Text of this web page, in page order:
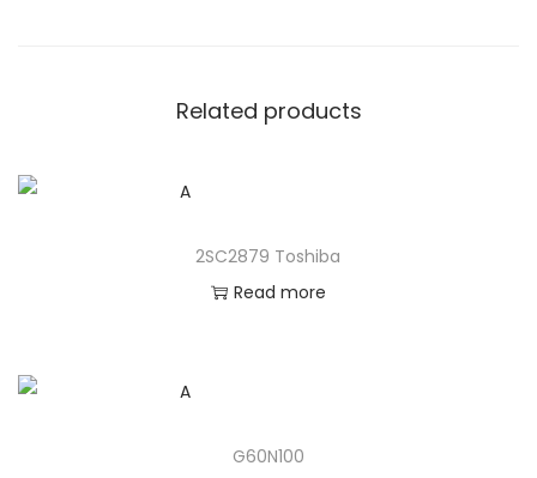
Related products
2SC2879 Toshiba
Read more
G60N100